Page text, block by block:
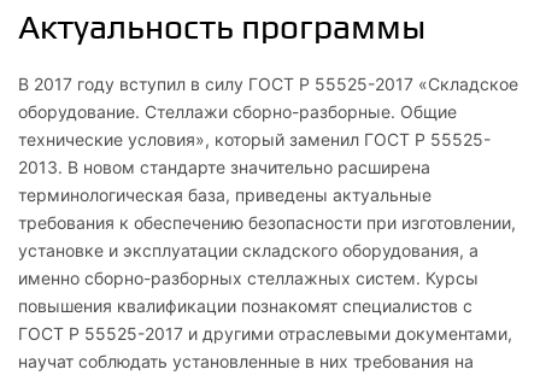
Актуальность программы
В 2017 году вступил в силу ГОСТ Р 55525-2017 «Складское
оборудование. Стеллажи сборно-разборные. Общие
технические условия», который заменил ГОСТ Р 55525-
2013. В новом стандарте значительно расширена
терминологическая база, приведены актуальные
требования к обеспечению безопасности при изготовлении,
установке и эксплуатации складского оборудования, а
именно сборно-разборных стеллажных систем. Курсы
повышения квалификации познакомят специалистов с
ГОСТ Р 55525-2017 и другими отраслевыми документами,
научат соблюдать установленные в них требования на